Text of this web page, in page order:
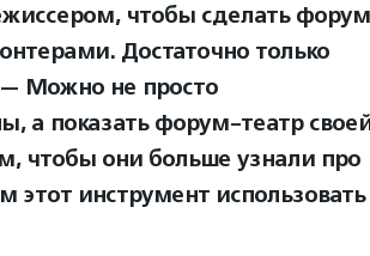
чтобы сделать форум
Достаточно только
Можно не просто
а показать форум-театр
чтобы они больше узнали про
инструмент использовать